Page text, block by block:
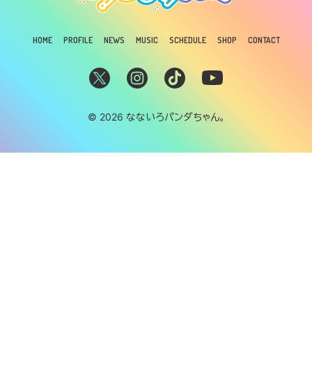
HOME PROFILE NEWS MUSIC SCHEDULE SHOP CONTACT
© 2026 なないろパンダちゃん。